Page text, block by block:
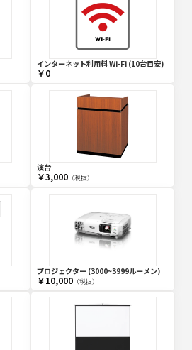
インターネット利用料 Wi-Fi (10台目安)
￥0
演台
￥3,000（税抜）
プロジェクター (3000~3999ルーメン)
￥10,000（税抜）